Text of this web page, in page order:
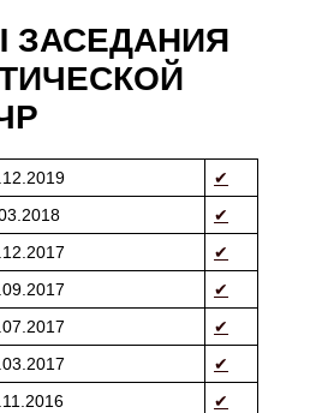
ЗАСЕДАНИЯ
✔
✔
✔
✔
✔
✔
✔